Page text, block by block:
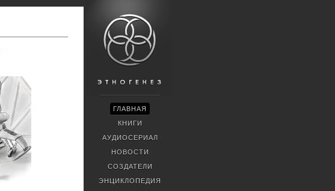
ГЛАВНАЯ
КНИГИ
АУДИОСЕРИАЛ
НОВОСТИ
СОЗДАТЕЛИ
ЭНЦИКЛОПЕДИЯ